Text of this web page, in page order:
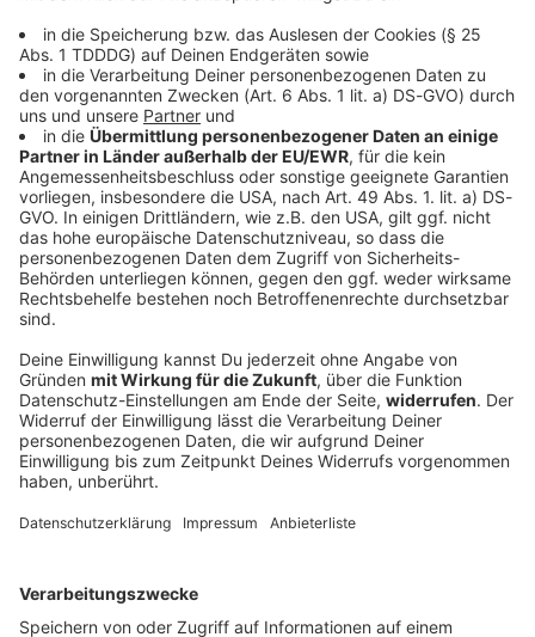
Kinder bekommen immer weniger
Taschengeld: So viel ist genau richtig!
Kinder in Deutschland bekommen weniger
Taschengeld. Das geht aus der neuen repräsentativen
Kinder-Medien-Studie 2019 hervor, die das
Konsumverhalten von Jungen und Mädchen
untersucht. Hier könnt ihr euch orientieren, in
wann ihr als Eltern zu großzügig seid.
DEINE GEMERKTEN ARTIKEL